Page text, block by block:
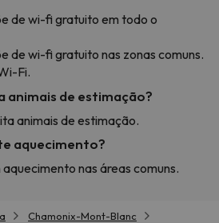
de wi-fi gratuito em todo o
de wi-fi gratuito nas zonas comuns.
Fi.
animais de estimação?
animais de estimação.
aquecimento?
nas áreas comuns.
Chamonix-Mont-Blanc